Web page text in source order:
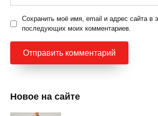
Сохранить моё имя, email и адрес сайта в
последующих моих комментариев.
Новое на сайте